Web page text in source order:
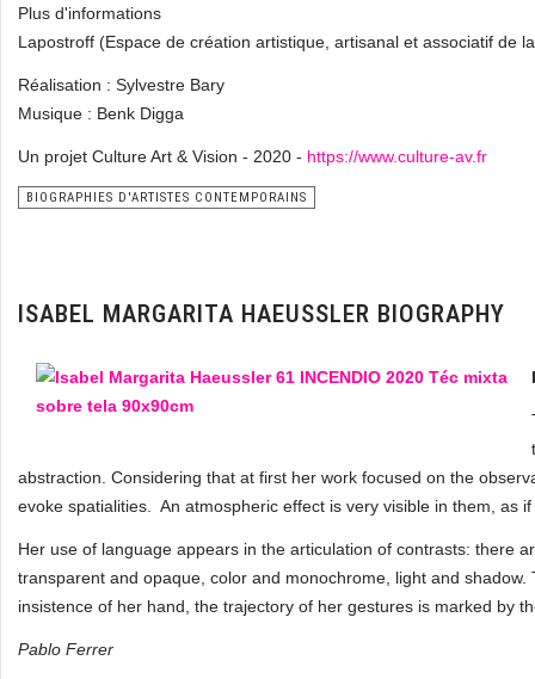
Plus d'informations
Lapostroff (Espace de création artistique, artisanal et associatif de
Réalisation : Sylvestre Bary
Musique : Benk Digga
Un projet Culture Art & Vision - 2020 - https://www.culture-av.fr
BIOGRAPHIES D'ARTISTES CONTEMPORAINS
ISABEL MARGARITA HAEUSSLER BIOGRAPHY
abstraction. Considering that at first her work focused on the
evoke spatialities. An atmospheric effect is very visible in them, as
Her use of language appears in the articulation of contrasts: there
transparent and opaque, color and monochrome, light and
insistence of her hand, the trajectory of her gestures is marked by
Pablo Ferrer